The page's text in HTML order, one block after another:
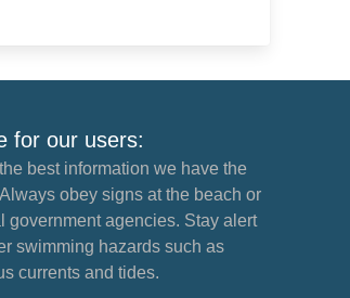
for our users:
best information we have the
obey signs at the beach or
government agencies. Stay alert
swimming hazards such as
currents and tides.